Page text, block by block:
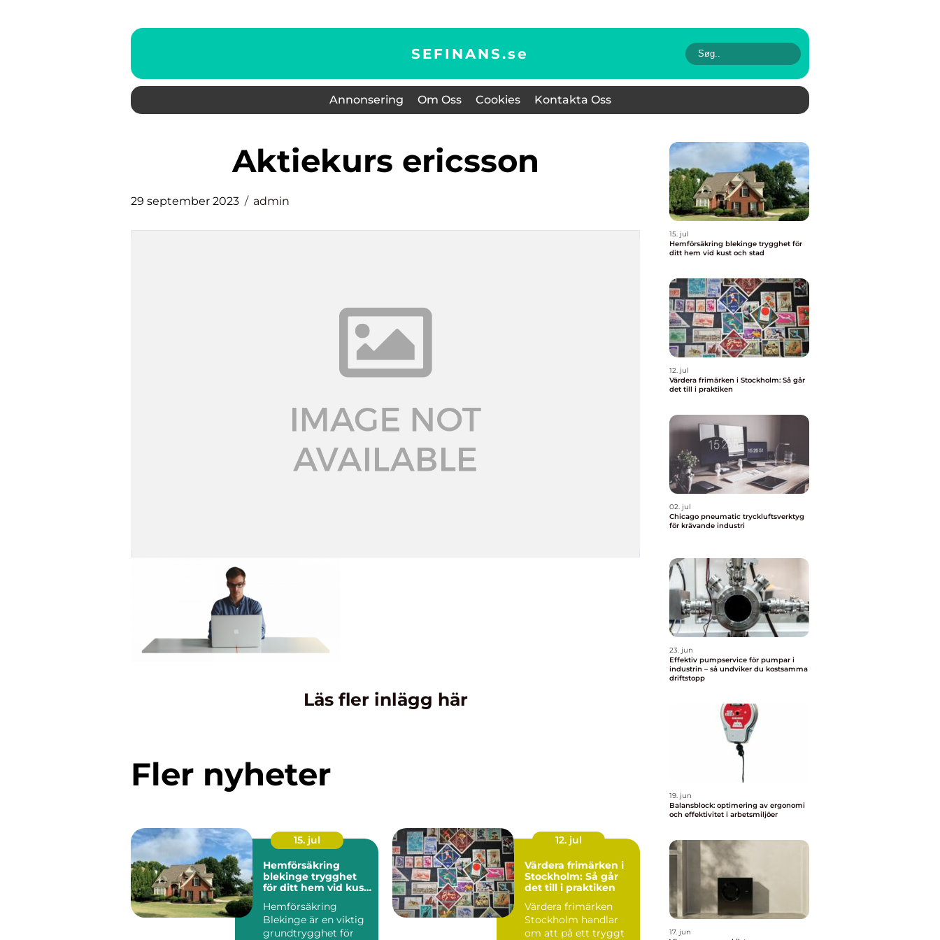
SEFINANS.se
Annonsering Om Oss Cookies Kontakta Oss
aktiekurs ericsson
29 september 2023 admin
Läs fler inlägg här
Fler nyheter
15. jul
Hemförsäkring
blekinge trygghet
för ditt hem vid kust
Hemförsäkring
Blekinge är en viktig
grundtrygghet för
12. jul
Värdera frimärken i
Stockholm: Så går
det till i praktiken
Värdera frimärken
Stockholm handlar
om att på ett tryggt
15. jul
Hemförsäkring blekinge trygghet för
ditt hem vid kust och stad
12. jul
Värdera frimärken i Stockholm: Så går
det till i praktiken
02. jul
Chicago pneumatic tryckluftsverktyg
för krävande industri
23. jun
Effektiv pumpservice för pumpar i
industrin – så undviker du kostsamma
driftstopp
19. jun
Balansblock: optimering av ergonomi
och effektivitet i arbetsmiljöer
17. jun